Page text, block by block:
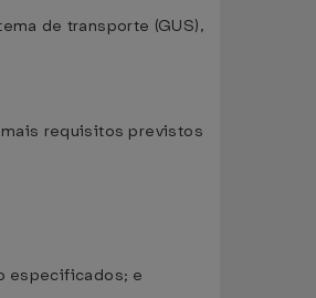
de transporte (GUS),
requisitos previstos
especificados; e